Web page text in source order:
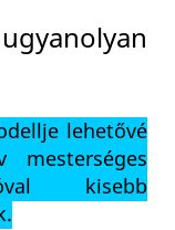
lehetővé
kisebb